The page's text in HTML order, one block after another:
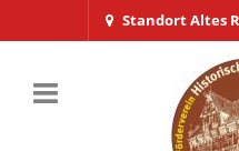
Standort Altes